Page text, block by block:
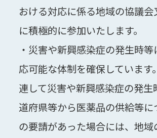
おける対応に係る地域の協議
に積極的に参加いたします。
・災害や新興感染症の発生時
応可能な体制を確保しています
連して災害や新興感染症の発生
道府県等から医薬品の供給等に
の要請があった場合には、地域